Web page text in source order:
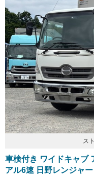
ス
車検付き ワイドキャブ
アル6速 日野レンジャ